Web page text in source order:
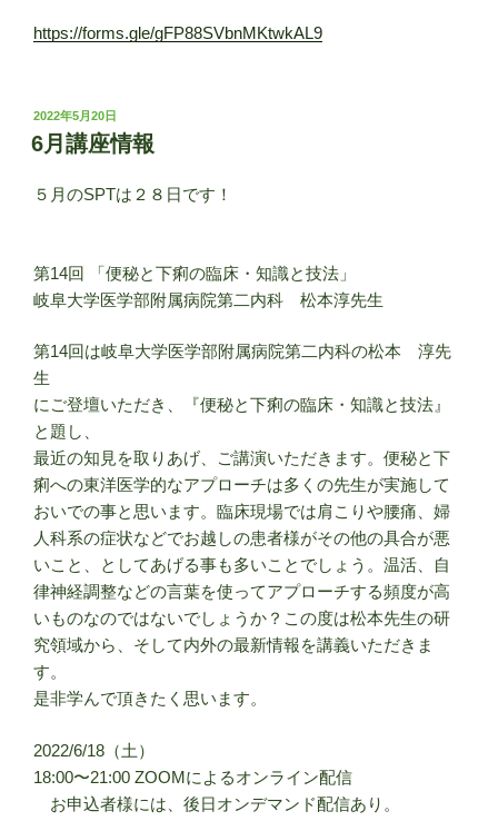
https://forms.gle/gFP88SVbnMKtwkAL9
投
稿
日:
2022年5月20日
6月講座情報
５月のSPTは２８日です！
第14回 「便秘と下痢の臨床・知識と技法」
岐阜大学医学部附属病院第二内科 松本淳先生
第14回は岐阜大学医学部附属病院第二内科の松本 淳先
生
にご登壇いただき、『便秘と下痢の臨床・知識と技法』
と題し、
最近の知見を取りあげ、ご講演いただきます。便秘と下
痢への東洋医学的なアプローチは多くの先生が実施して
おいでの事と思います。臨床現場では肩こりや腰痛、婦
人科系の症状などでお越しの患者様がその他の具合が悪
いこと、としてあげる事も多いことでしょう。温活、自
律神経調整などの言葉を使ってアプローチする頻度が高
いものなのではないでしょうか？この度は松本先生の研
究領域から、そして内外の最新情報を講義いただきま
す。
是非学んで頂きたく思います。
2022/6/18（土）
18:00〜21:00 ZOOMによるオンライン配信
お申込者様には、後日オンデマンド配信あり。